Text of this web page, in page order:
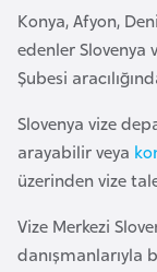
Konya, Afyon,
edenler Slovenya
Şubesi
Slovenya vize
arayabilir veya
üzerinden vize
Vize Merkezi
danışmanlarıyla
B
e
l
r
u
s
B